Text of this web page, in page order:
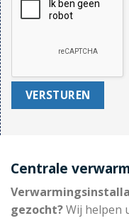
Centrale
gezocht?Wij helpen